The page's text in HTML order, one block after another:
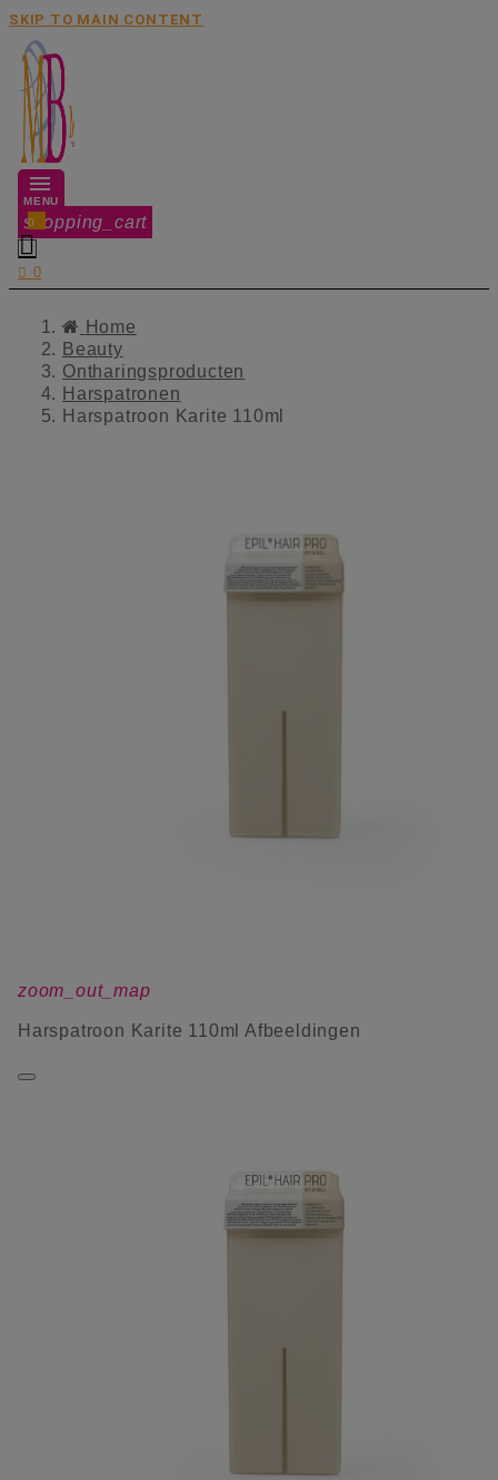
SKIP TO MAIN CONTENT
MENU
shopping_cart
0

 0
Home
Beauty
Ontharingsproducten
Harspatronen
Harspatroon Karite 110ml
zoom_out_map
Harspatroon Karite 110ml Afbeeldingen